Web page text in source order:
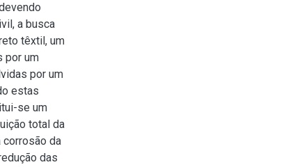
a busca
têxtil, um
por um
por um
estas
se um
total da
corrosão da
das